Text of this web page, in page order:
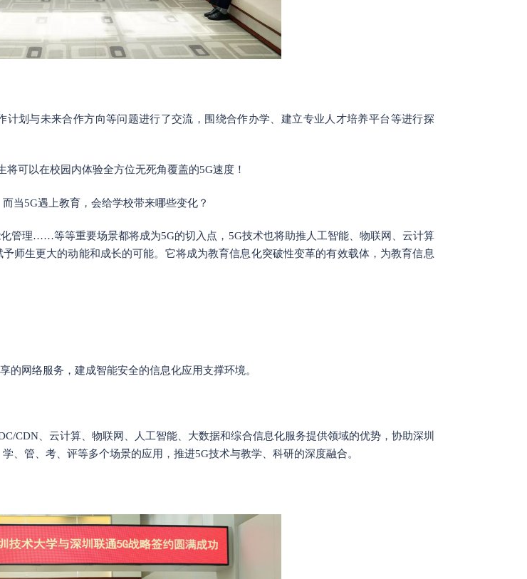
划与未来合作方向等问题进行了交流，围绕合作办学、建立专业人才培养平台等进行探
可以在校园内体验全方位无死角覆盖的5G速度！
而当5G遇上教育，会给学校带来哪些变化？
管理……等等重要场景都将成为5G的切入点，5G技术也将助推人工智能、物联网、云计算
师生更大的动能和成长的可能。它将成为教育信息化突破性变革的有效载体，为教育信息
网络服务，建成智能安全的信息化应用支撑环境。
CDN、云计算、物联网、人工智能、大数据和综合信息化服务提供领域的优势，协助深圳
、管、考、评等多个场景的应用，推进5G技术与教学、科研的深度融合。